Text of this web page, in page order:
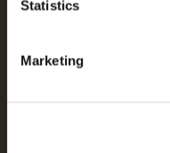
Statistics
Marketing
TELEFONNUMMER *